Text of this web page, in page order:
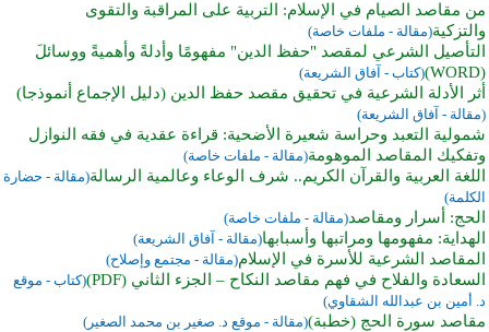
من مقاصد الصيام في الإسلام: التربية على المراقبة والتقوى
والتزكية(مقالة - ملفات خاصة)
التأصيل الشرعي لمقصد "حفظ الدين" مفهومًا وأدلةً وأهميةً ووسائلَ
(WORD)
(كتاب - آفاق الشريعة)
أثر الأدلة الشرعية في تحقيق مقصد حفظ الدين (دليل الإجماع أنموذجا)
(مقالة - آفاق الشريعة)
شمولية التعبد وحراسة شعيرة الأضحية: قراءة عقدية في فقه النوازل
وتفكيك المقاصد الموهومة(مقالة - ملفات خاصة)
اللغة العربية والقرآن الكريم.. شرف الوعاء وعالمية الرسالة(مقالة - حضارة
الكلمة)
الحج: أسرار ومقاصد(مقالة - ملفات خاصة)
الهداية: مفهومها ومراتبها وأسبابها(مقالة - آفاق الشريعة)
المقاصد الشرعية للأسرة في الإسلام(مقالة - مجتمع وإصلاح)
السعادة والفلاح في فهم مقاصد النكاح – الجزء الثاني (PDF)
(كتاب - موقع
د. أمين بن عبدالله الشقاوي)
مقاصد سورة الحج (خطبة)(مقالة - موقع د. صغير بن محمد الصغير)